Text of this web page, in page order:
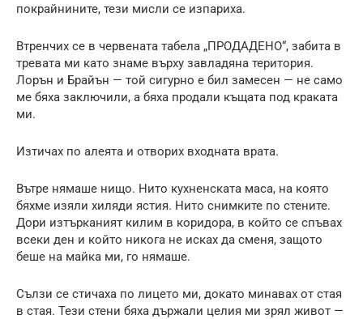
покрайнините, тези мисли се изпариха.
Втренчих се в червената табела „ПРОДАДЕНО“, забита в
тревата ми като знаме върху завладяна територия.
Лорън и Брайън — той сигурно е бил замесен — не само
ме бяха заключили, а бяха продали къщата под краката
ми.
Изтичах по алеята и отворих входната врата.
Вътре нямаше нищо. Нито кухненската маса, на която
бяхме изяли хиляди ястия. Нито снимките по стените.
Дори изтърканият килим в коридора, в който се спъвах
всеки ден и който никога не исках да сменя, защото
беше на майка ми, го нямаше.
Сълзи се стичаха по лицето ми, докато минавах от стая
в стая. Тези стени бяха държали целия ми зрял живот —